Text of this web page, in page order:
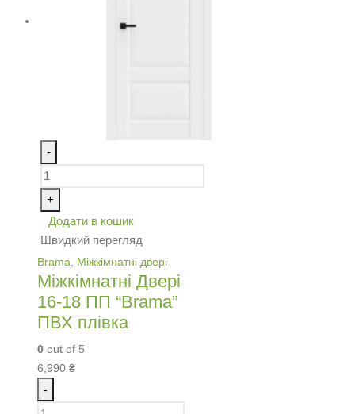
-
+
Додати в кошик
Швидкий перегляд
Brama, Міжкімнатні двері
Міжкімнатні Двері
16-18 ПП “Brama”
ПВХ плівка
0 out of 5
6,990 ₴
-